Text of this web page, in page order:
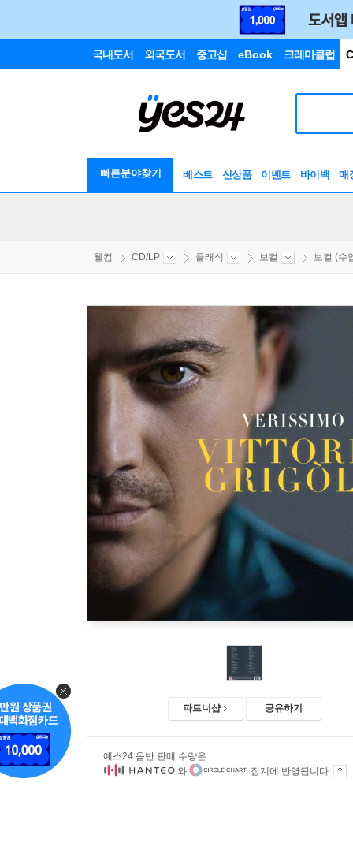
국내도서 외국도서 중고샵 eBook 크레마클럽
빠른분야찾기 베스트 신상품 이벤트 바이백 매
웰컴 CD/LP 클래식 보컬 보컬 (수
파트너샵 공유하기
예스24 음반 판매 수량은
와
집계에 반영됩니다.